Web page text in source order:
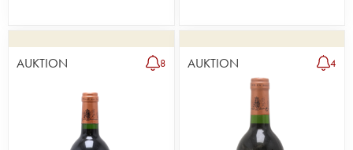
AUKTION 8 AUKTION 4